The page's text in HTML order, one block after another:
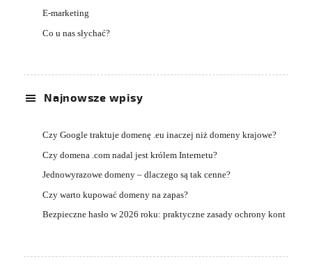
E-marketing
Co u nas słychać?
Najnowsze wpisy
Czy Google traktuje domenę .eu inaczej niż domeny krajowe?
Czy domena .com nadal jest królem Internetu?
Jednowyrazowe domeny – dlaczego są tak cenne?
Czy warto kupować domeny na zapas?
Bezpieczne hasło w 2026 roku: praktyczne zasady ochrony kont